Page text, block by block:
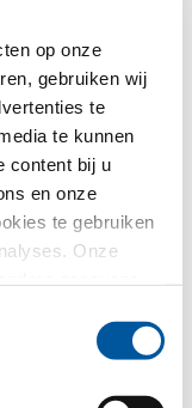
op onze
gebruiken wij
te
te kunnen
content bij u
en onze
te gebruiken
Onze
maanden
Sessie
Sessie
400
dagen